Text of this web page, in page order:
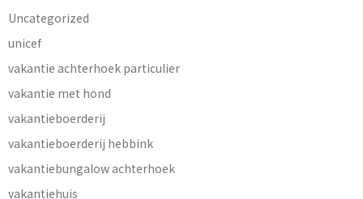
Uncategorized
unicef
vakantie achterhoek particulier
vakantie met hond
vakantieboerderij
vakantieboerderij hebbink
vakantiebungalow achterhoek
vakantiehuis